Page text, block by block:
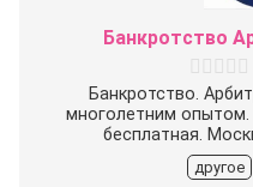
Банкротство
Банкротство.
многолетним опытом.
бесплатная.
другое